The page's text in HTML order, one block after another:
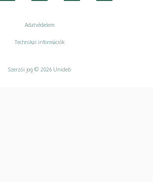
Adatvédelem
Technikai információk
Szerzői jog © 2026 Unideb